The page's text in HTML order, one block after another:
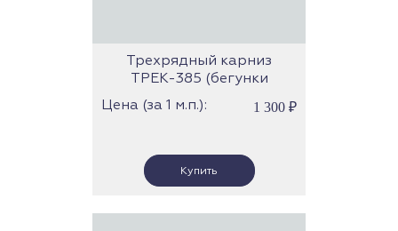
Трехрядный карниз
ТРЕК-385 (бегунки
скольжения)
Цена (за 1 м.п.): 1 300 ₽